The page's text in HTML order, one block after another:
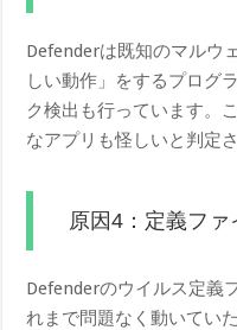
Defenderは既知のマルウ
しい動作」をするプログ
ク検出も行っています。
なアプリも怪しいと判定
原因4：定義フ
Defenderのウイルス定義
れまで問題なく動いてい